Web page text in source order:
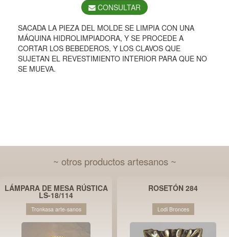
CONSULTAR
SACADA LA PIEZA DEL MOLDE SE LIMPIA CON UNA
MÁQUINA HIDROLIMPIADORA, Y SE PROCEDE A
CORTAR LOS BEBEDEROS, Y LOS CLAVOS QUE
SUJETAN EL REVESTIMIENTO INTERIOR PARA QUE NO
SE MUEVA.
~ otros productos artesanos ~
LÁMPARA DE MESA RÚSTICA
LS-18/114
Tronkasa arte-sanos
ROSETÓN 284
Lodi Bronces